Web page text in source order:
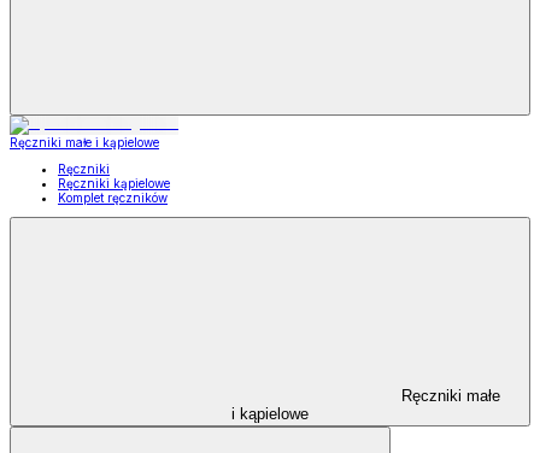
Ręczniki małe i kąpielowe
Ręczniki
Ręczniki kąpielowe
Komplet ręczników
Ręczniki małe
i kąpielowe